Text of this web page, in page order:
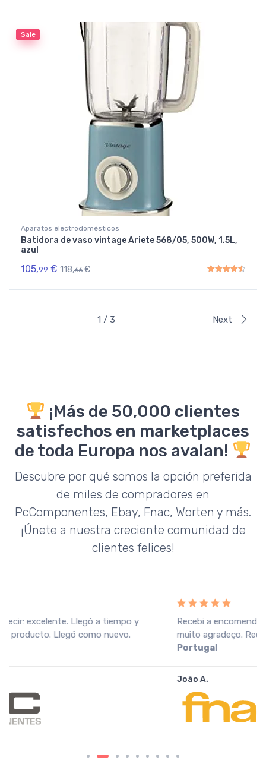
Sale
Aparatos electrodomésticos
Batidora de vaso vintage Ariete 568/05, 500W, 1.5L,
azul
105,99 € 118,66 €
1 / 3 Next
¡Más de 50,000 clientes
satisfechos en marketplaces
de toda Europa nos avalan!
Descubre por qué somos la opción preferida
de miles de compradores en
PcComponentes, Ebay, Fnac, Worten y más.
¡Únete a nuestra creciente comunidad de
clientes felices!
Recebi a encomenda em perfeitas condições, o que
muito agradeço. Recomendo o vendedor.Fnac